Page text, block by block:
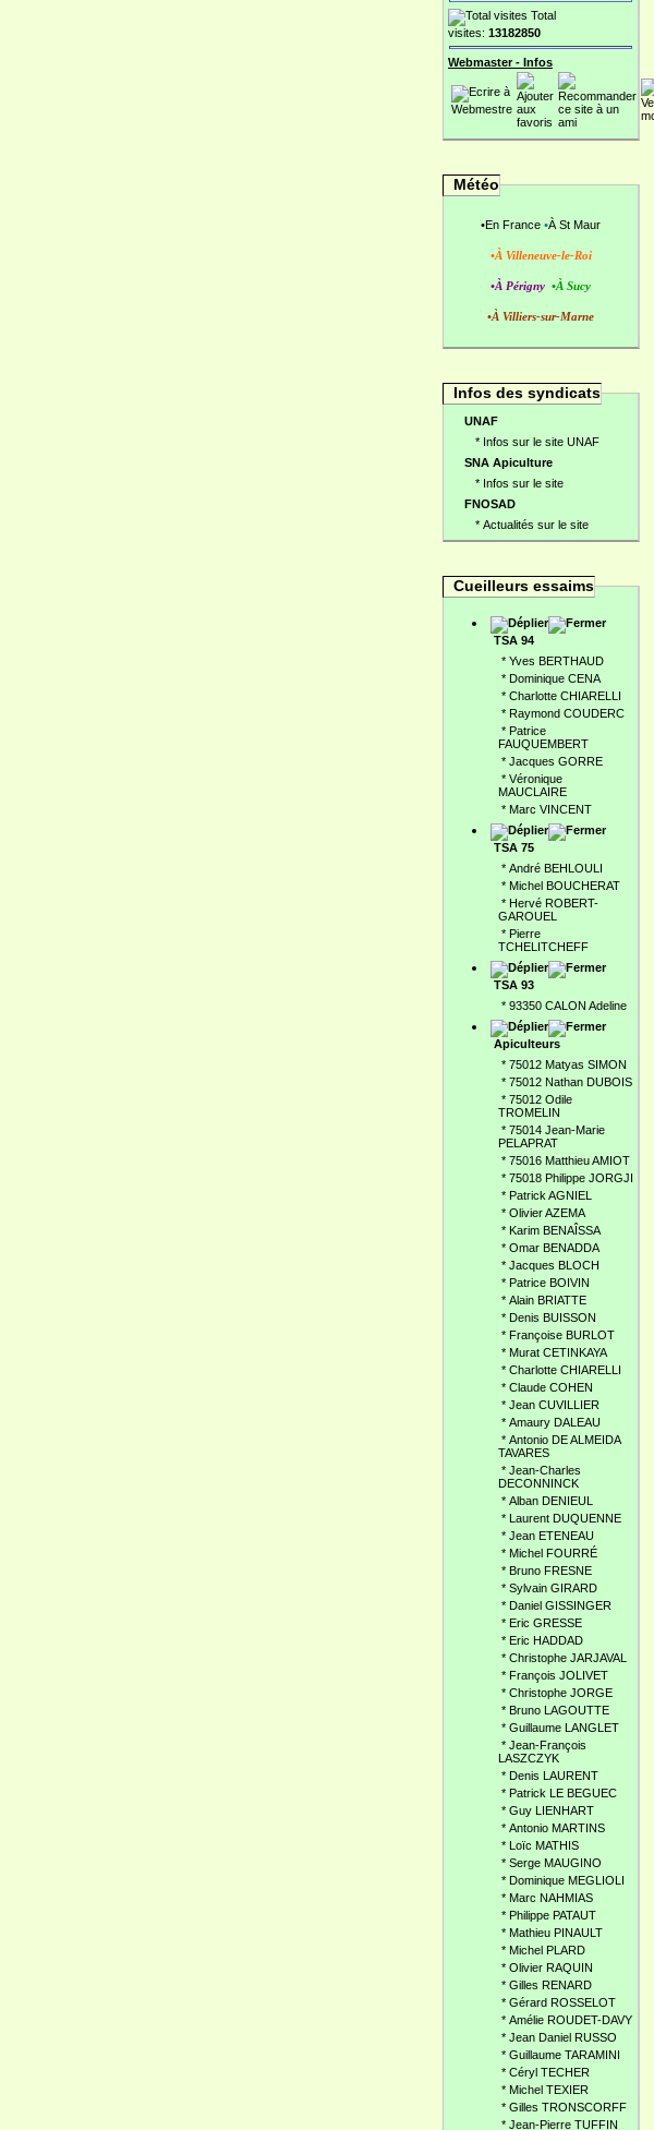
Total
visites: 13182850
Webmaster - Infos
Météo
•En France •À St Maur
•À Villeneuve-le-Roi
•À Périgny •À Sucy
•À Villiers-sur-Marne
Infos des syndicats
UNAF
* Infos sur le site UNAF
SNA Apiculture
* Infos sur le site
FNOSAD
* Actualités sur le site
Cueilleurs essaims
TSA 94
* Yves BERTHAUD
* Dominique CENA
* Charlotte CHIARELLI
* Raymond COUDERC
* Patrice
FAUQUEMBERT
* Jacques GORRE
* Véronique
MAUCLAIRE
* Marc VINCENT
TSA 75
* André BEHLOULI
* Michel BOUCHERAT
* Hervé ROBERT-
GAROUEL
* Pierre
TCHELITCHEFF
TSA 93
* 93350 CALON Adeline
Apiculteurs
* 75012 Matyas SIMON
* 75012 Nathan DUBOIS
* 75012 Odile
TROMELIN
* 75014 Jean-Marie
PELAPRAT
* 75016 Matthieu AMIOT
* 75018 Philippe JORGJI
* Patrick AGNIEL
* Olivier AZEMA
* Karim BENAÎSSA
* Omar BENADDA
* Jacques BLOCH
* Patrice BOIVIN
* Alain BRIATTE
* Denis BUISSON
* Françoise BURLOT
* Murat CETINKAYA
* Charlotte CHIARELLI
* Claude COHEN
* Jean CUVILLIER
* Amaury DALEAU
* Antonio DE ALMEIDA
TAVARES
* Jean-Charles
DECONNINCK
* Alban DENIEUL
* Laurent DUQUENNE
* Jean ETENEAU
* Michel FOURRÉ
* Bruno FRESNE
* Sylvain GIRARD
* Daniel GISSINGER
* Eric GRESSE
* Eric HADDAD
* Christophe JARJAVAL
* François JOLIVET
* Christophe JORGE
* Bruno LAGOUTTE
* Guillaume LANGLET
* Jean-François
LASZCZYK
* Denis LAURENT
* Patrick LE BEGUEC
* Guy LIENHART
* Antonio MARTINS
* Loïc MATHIS
* Serge MAUGINO
* Dominique MEGLIOLI
* Marc NAHMIAS
* Philippe PATAUT
* Mathieu PINAULT
* Michel PLARD
* Olivier RAQUIN
* Gilles RENARD
* Gérard ROSSELOT
* Amélie ROUDET-DAVY
* Jean Daniel RUSSO
* Guillaume TARAMINI
* Céryl TECHER
* Michel TEXIER
* Gilles TRONSCORFF
* Jean-Pierre TUFFIN